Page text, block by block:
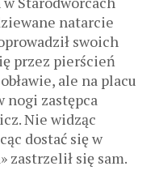
natarcie
swoich
przez pierścień
ale na placu
nogi zastępca
Nie widząc
dostać się w
zastrzelił się sam.